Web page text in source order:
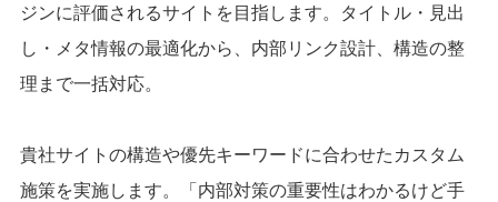
ジンに評価されるサイトを目指します。タイトル・見出
し・メタ情報の最適化から、内部リンク設計、構造の整
理まで一括対応。
貴社サイトの構造や優先キーワードに合わせたカスタム
施策を実施します。「内部対策の重要性はわかるけど手